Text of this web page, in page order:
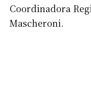
Coordinadora
Mascheroni.